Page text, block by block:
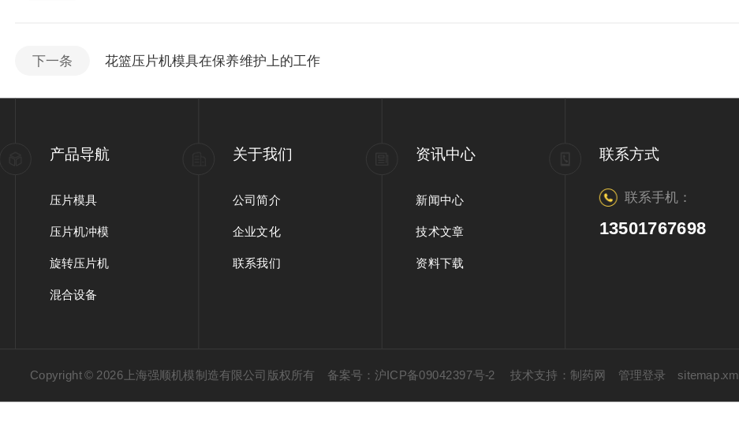
下一条 花篮压片机模具在保养维护上的工作
产品导航
压片模具
压片机冲模
旋转压片机
混合设备
关于我们
公司简介
企业文化
联系我们
资讯中心
新闻中心
技术文章
资料下载
联系方式
联系手机：
13501767698
Copyright © 2026上海强顺机模制造有限公司版权所有 备案号：沪ICP备09042397号-2 技术支持： 制药网 管理登录 sitemap.xml